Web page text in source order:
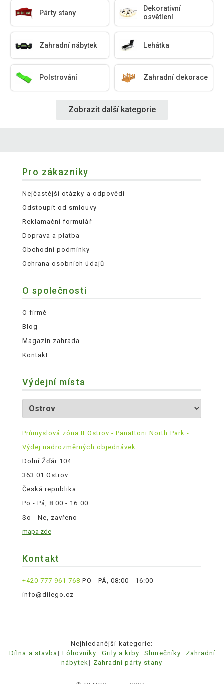
Párty stany
Dekorativní
osvětlení
Zahradní nábytek Lehátka
Polstrování Zahradní dekorace
Zobrazit další kategorie
Pro zákazníky
Nejčastější otázky a odpovědi
Odstoupit od smlouvy
Reklamační formulář
Doprava a platba
Obchodní podmínky
Ochrana osobních údajů
O společnosti
O firmě
Blog
Magazín zahrada
Kontakt
Výdejní místa
Průmyslová zóna II Ostrov - Panattoni North Park -
Výdej nadrozměrných objednávek
Dolní Žďár 104
363 01 Ostrov
Česká republika
Po - Pá, 8:00 - 16:00
So - Ne, zavřeno
mapa zde
Kontakt
+420 777 961 768 PO - PÁ, 08:00 - 16:00
info@dilego.cz
Nejhledanější kategorie:
Dílna a stavba
Fóliovníky Grily a krby Slunečníky
Zahradní
nábytek
Zahradní párty stany